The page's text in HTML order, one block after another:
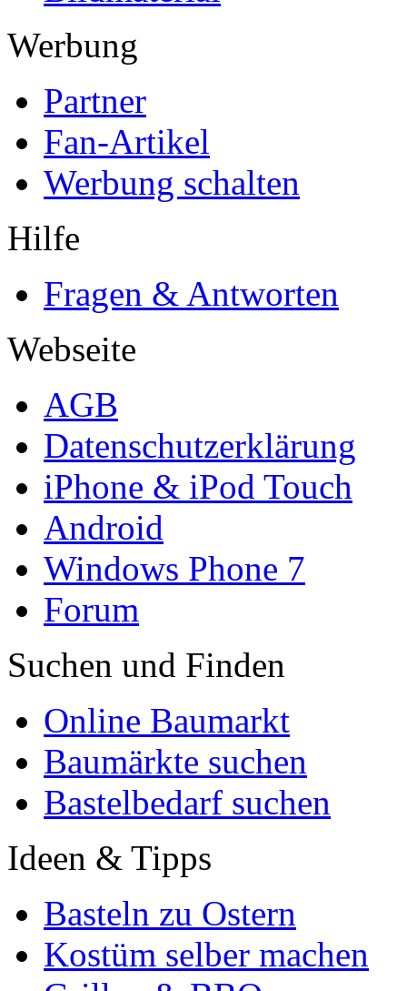
Werbung
Partner
Fan-Artikel
Werbung schalten
Hilfe
Fragen & Antworten
Webseite
AGB
Datenschutzerklärung
iPhone & iPod Touch
Android
Windows Phone 7
Forum
Suchen und Finden
Online Baumarkt
Baumärkte suchen
Bastelbedarf suchen
Ideen & Tipps
Basteln zu Ostern
Kostüm selber machen